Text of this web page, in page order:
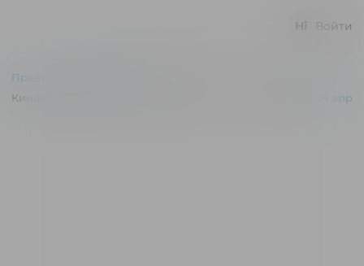
Войти
Правила и соглашения
Киноконцертный зал "Эльдар" © 2026
p24.app